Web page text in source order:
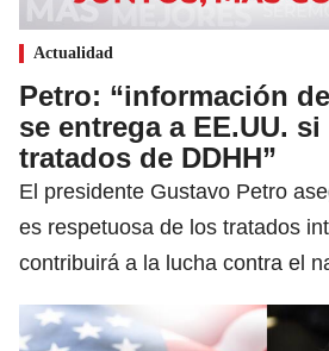
Actualidad
Petro: “información
se entrega a EE.UU.
tratados de DDHH”
El presidente Gustavo Petro
es respetuosa de los tratados
contribuirá a la lucha contra el